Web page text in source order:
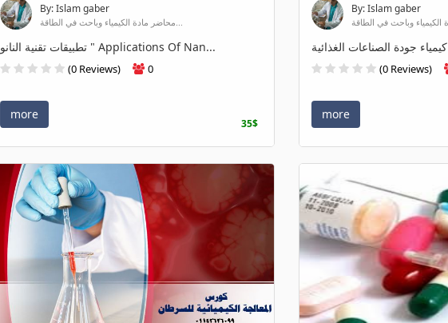
By: Islam gaber
تطبيقات تقنية النانو " Applications Of Nan...
(0 Reviews) 0
more
35$
By: Islam gaber
كيمياء جودة الصناعات الغذائية
(0 Reviews)
more